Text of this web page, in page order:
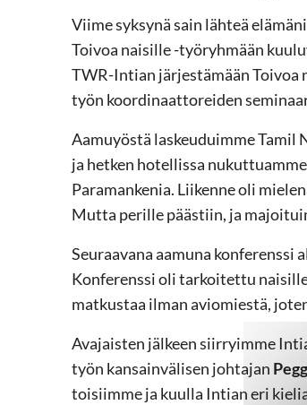
Viime syksynä sain lähteä
Toivoa naisille -työryhmään
TWR-Intian järjestämään Toivoa
työn koordinaattoreiden
Aamuyöstä laskeuduimme Tamil
ja hetken hotellissa
Paramankenia. Liikenne oli
Mutta perille päästiin, ja
Seuraavana aamuna
Konferenssi oli tarkoitettu
matkustaa ilman aviomiestä,
Avajaisten jälkeen siirryimme
työn kansainvälisen johtajan
toisiimme ja kuulla Intian eri